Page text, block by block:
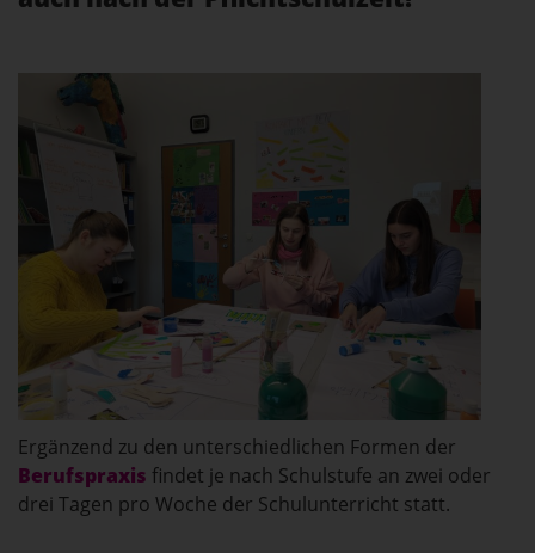
Ergänzend zu den unterschiedlichen Formen der
Berufspraxis findet je nach Schulstufe an zwei oder
drei Tagen pro Woche der Schulunterricht statt.